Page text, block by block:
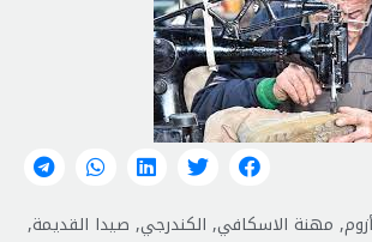
, مهنة الاسكافي, الكندرجي, صيدا القديمة,